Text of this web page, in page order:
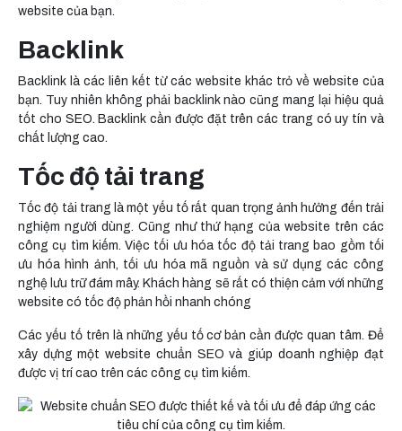
website của bạn.
Backlink
Backlink là các liên kết từ các website khác trỏ về website của
bạn. Tuy nhiên không phải backlink nào cũng mang lại hiệu quả
tốt cho SEO. Backlink cần được đặt trên các trang có uy tín và
chất lượng cao.
Tốc độ tải trang
Tốc độ tải trang là một yếu tố rất quan trọng ảnh hưởng đến trải
nghiệm người dùng. Cũng như thứ hạng của website trên các
công cụ tìm kiếm. Việc tối ưu hóa tốc độ tải trang bao gồm tối
ưu hóa hình ảnh, tối ưu hóa mã nguồn và sử dụng các công
nghệ lưu trữ đám mây. Khách hàng sẽ rất có thiện cảm với những
website có tốc độ phản hồi nhanh chóng
Các yếu tố trên là những yếu tố cơ bản cần được quan tâm. Để
xây dựng một website chuẩn SEO và giúp doanh nghiệp đạt
được vị trí cao trên các công cụ tìm kiếm.